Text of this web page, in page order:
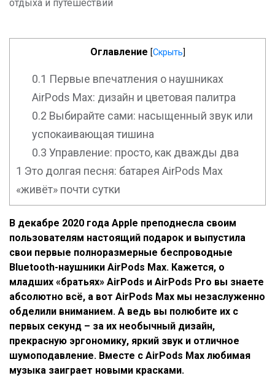
отдыха и путешествий
Оглавление [Скрыть]
0.1 Первые впечатления о наушниках
AirPods Max: дизайн и цветовая палитра
0.2 Выбирайте сами: насыщенный звук или
успокаивающая тишина
0.3 Управление: просто, как дважды два
1 Это долгая песня: батарея AirPods Max
«живёт» почти сутки
В декабре 2020 года Apple преподнесла своим
пользователям настоящий подарок и выпустила
свои первые полноразмерные беспроводные
Bluetooth-наушники AirPods Max. Кажется, о
младших «братьях» AirPods и AirPods Pro вы знаете
абсолютно всё, а вот AirPods Max мы незаслуженно
обделили вниманием. А ведь вы полюбите их с
первых секунд – за их необычный дизайн,
прекрасную эргономику, яркий звук и отличное
шумоподавление. Вместе с AirPods Max любимая
музыка заиграет новыми красками.